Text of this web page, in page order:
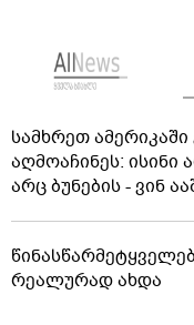
სამხრეთ
აღმოაჩინეს: ისინი
არც ბუნების - ვინ
რეალურად ახდა